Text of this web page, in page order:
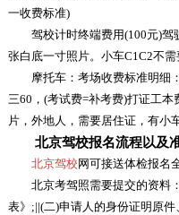
一收费标准)
驾校计时终端费用(100元)驾
张白底一寸照片。小车C1C2不
摩托车：考场收费标准明细：
三60，(考试费=补考费)打证工
片，外地人，需要居住证，有小
北京驾校报名流程以及
北京驾校 网可接送体检报名
北京考驾照需要提交的资料：
表》;||(二)申请人的身份证明原